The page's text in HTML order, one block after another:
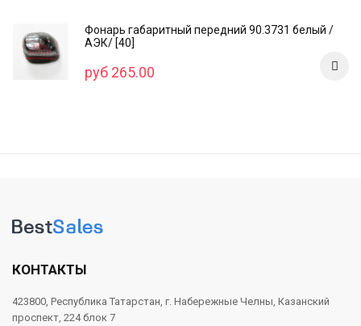
Фонарь габаритный передний 90.3731 белый /
АЭК/ [40]
руб 265.00
КОНТАКТЫ
423800, Республика Татарстан, г. Набережные Челны, Казанский
проспект, 224 блок 7